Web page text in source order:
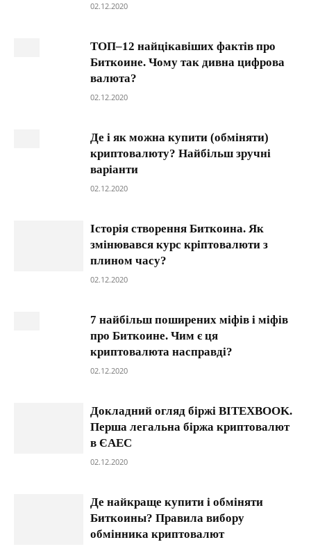
02.12.2020
ТОП–12 найцікавіших фактів про
Биткоине. Чому так дивна цифрова
валюта?
02.12.2020
Де і як можна купити (обміняти)
криптовалюту? Найбільш зручні
варіанти
02.12.2020
Історія створення Биткоина. Як
змінювався курс кріптовалюти з
плином часу?
02.12.2020
7 найбільш поширених міфів і міфів
про Биткоине. Чим є ця
криптовалюта насправді?
02.12.2020
Докладний огляд біржі BITEXBOOK.
Перша легальна біржа криптовалют
в ЄАЕС
02.12.2020
Де найкраще купити і обміняти
Биткоины? Правила вибору
обмінника криптовалют